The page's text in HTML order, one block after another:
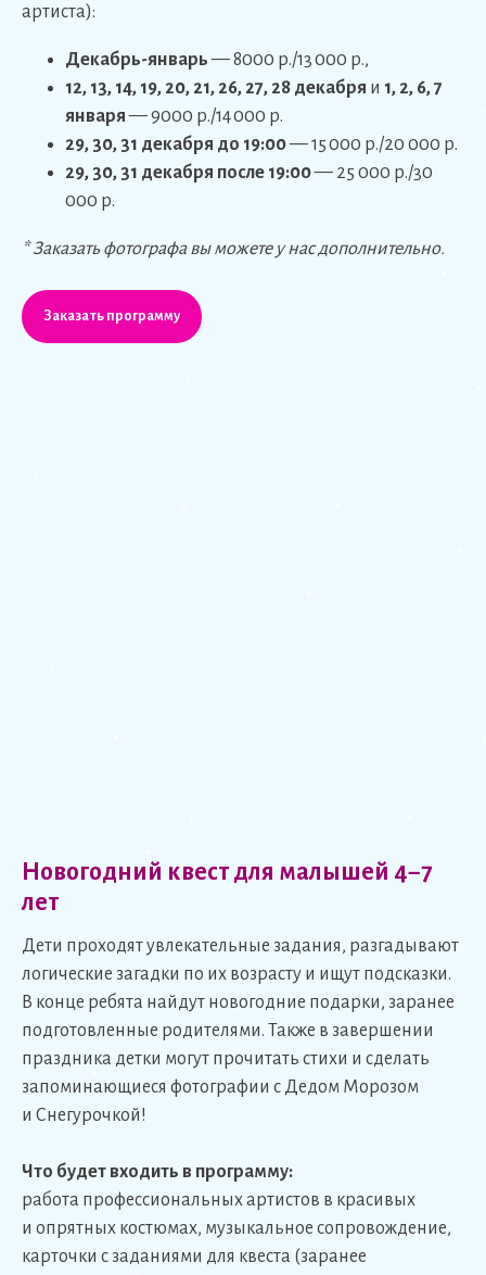
артиста):
Декабрь-январь— 8000 р./13 000 р.,
12, 13, 14, 19, 20, 21, 26, 27, 28 декабря и 1, 2, 6, 7
января— 9000 р./14 000 р.
29, 30, 31 декабря до 19:00— 15 000 р./20 000 р.
29, 30, 31 декабря после 19:00— 25 000 р./30
000 р.
* Заказать фотографа вы можете у нас дополнительно.
Заказать программу
Новогодний квест для малышей 4−7
лет
Дети проходят увлекательные задания, разгадывают
логические загадки по их возрасту и ищут подсказки.
В конце ребята найдут новогодние подарки, заранее
подготовленные родителями. Также в завершении
праздника детки могут прочитать стихи и сделать
запоминающиеся фотографии с Дедом Морозом
и Снегурочкой!
Что будет входить в программу:
работа профессиональных артистов в красивых
и опрятных костюмах, музыкальное сопровождение,
карточки с заданиями для квеста (заранее